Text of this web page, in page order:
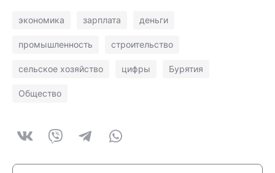
экономика зарплата деньги
промышленность строительство
сельское хозяйство цифры Бурятия
Общество